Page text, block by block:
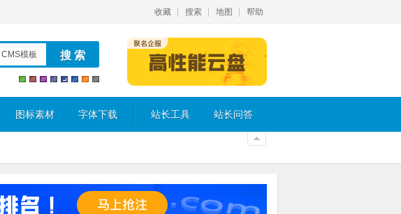
收藏 搜索 地图 帮助
CMS模板
图标素材 字体下载 站长工具 站长问答